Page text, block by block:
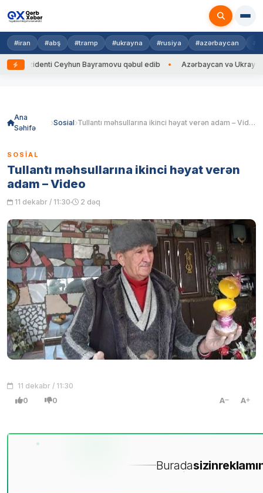
#iran #abş #tramp #ukrayna #rusiya #azərbaycan
Ceyhun Bayramovu qəbul edib Azərbaycan və Ukrayna XİN
Ana
Səhifə
Sosial Tullantı məhsullarına ikinci həyat verən adam – Video
SOSIAL
Tullantı məhsullarına ikinci həyat verən
adam – Video
11 dekabr / 11:30 2 dəq
11 dekabr / 11:30
0 0 A A
Buradasizin